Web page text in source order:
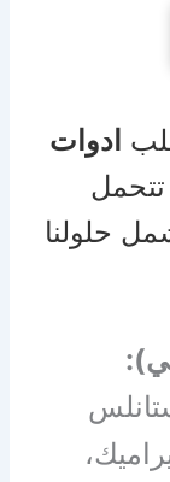
ادوات
تتحمل
حلولنا